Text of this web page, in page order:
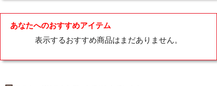
あなたへのおすすめアイテム
表示するおすすめ商品はまだありません。